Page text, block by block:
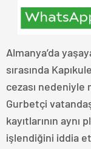
Almanya’da
sırasında
cezası nedeniyle
Gurbetçi
kayıtlarının
işlendiğini iddia